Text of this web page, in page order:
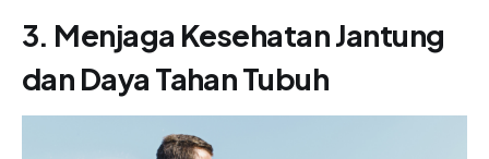
3. Menjaga Kesehatan Jantung
dan Daya Tahan Tubuh